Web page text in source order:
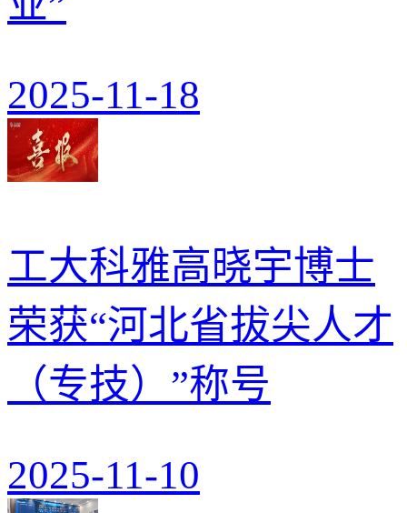
2025-11-18
工大科雅高晓宇博士
荣获“河北省拔尖人才
（专技）”称号
2025-11-10